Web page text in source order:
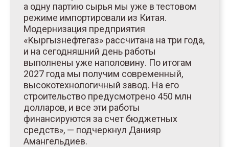
а одну партию сырья мы уже в тестовом
режиме импортировали из Китая.
Модернизация предприятия
«Кыргызнефтегаз» рассчитана на три года,
и на сегодняшний день работы
выполнены уже наполовину. По итогам
2027 года мы получим современный,
высокотехнологичный завод. На его
строительство предусмотрено 450 млн
долларов, и все эти работы
финансируются за счет бюджетных
средств», — подчеркнул Данияр
Амангельдиев.